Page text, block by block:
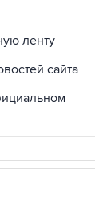
ленту
сайта